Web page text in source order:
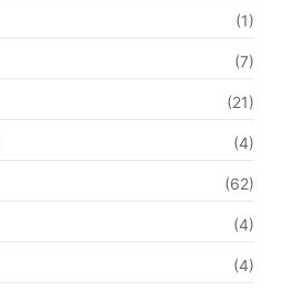
(1)
(7)
(21)
(4)
(62)
(4)
(4)